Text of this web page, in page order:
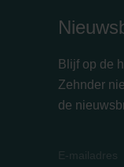
Blijf op de
Zehnder
de